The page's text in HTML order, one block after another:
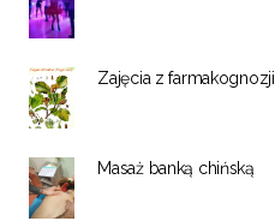
Zajęcia z farmakognozji
Masaż banką chińską